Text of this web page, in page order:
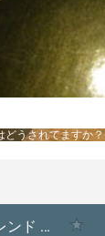
どうされてますか？